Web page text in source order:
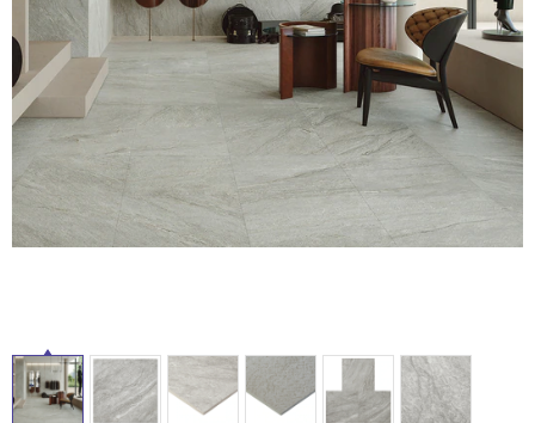
ロートアイアン 天然石・石材
メンテナンス・ 施工材 新商品
お役立ち情報 住まいの
スタイリング
アイデア
ミラタップ
オンライン相談
タ
イ
ル
内
床・
浴